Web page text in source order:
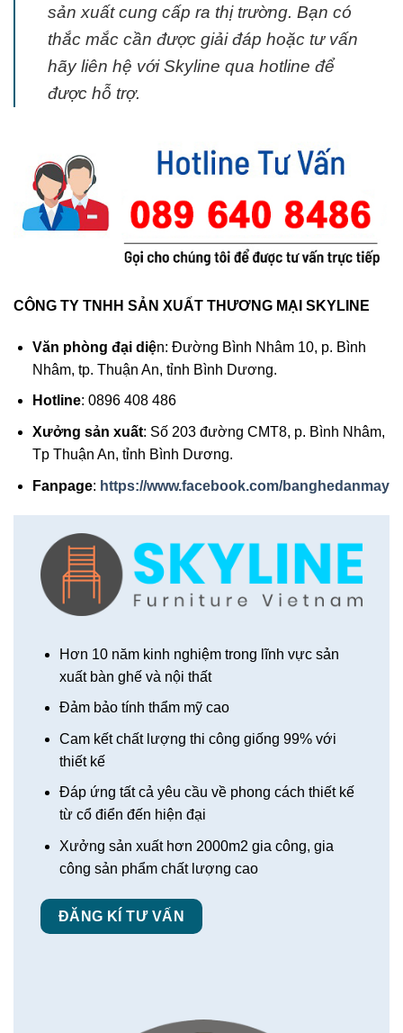
sản xuất cung cấp ra thị trường. Bạn có
thắc mắc cần được giải đáp hoặc tư vấn
hãy liên hệ với Skyline qua hotline để
được hỗ trợ.
CÔNG TY TNHH SẢN XUẤT THƯƠNG MẠI SKYLINE
Văn phòng đại diện: Đường Bình Nhâm 10, p. Bình
Nhâm, tp. Thuận An, tỉnh Bình Dương.
Hotline: 0896 408 486
Xưởng sản xuất: Số 203 đường CMT8, p. Bình Nhâm,
Tp Thuận An, tỉnh Bình Dương.
Fanpage: https://www.facebook.com/banghedanmay
Hơn 10 năm kinh nghiệm trong lĩnh vực sản
xuất bàn ghế và nội thất
Đảm bảo tính thẩm mỹ cao
Cam kết chất lượng thi công giống 99% với
thiết kế
Đáp ứng tất cả yêu cầu về phong cách thiết kế
từ cổ điển đến hiện đại
Xưởng sản xuất hơn 2000m2 gia công, gia
công sản phẩm chất lượng cao
ĐĂNG KÍ TƯ VẤN